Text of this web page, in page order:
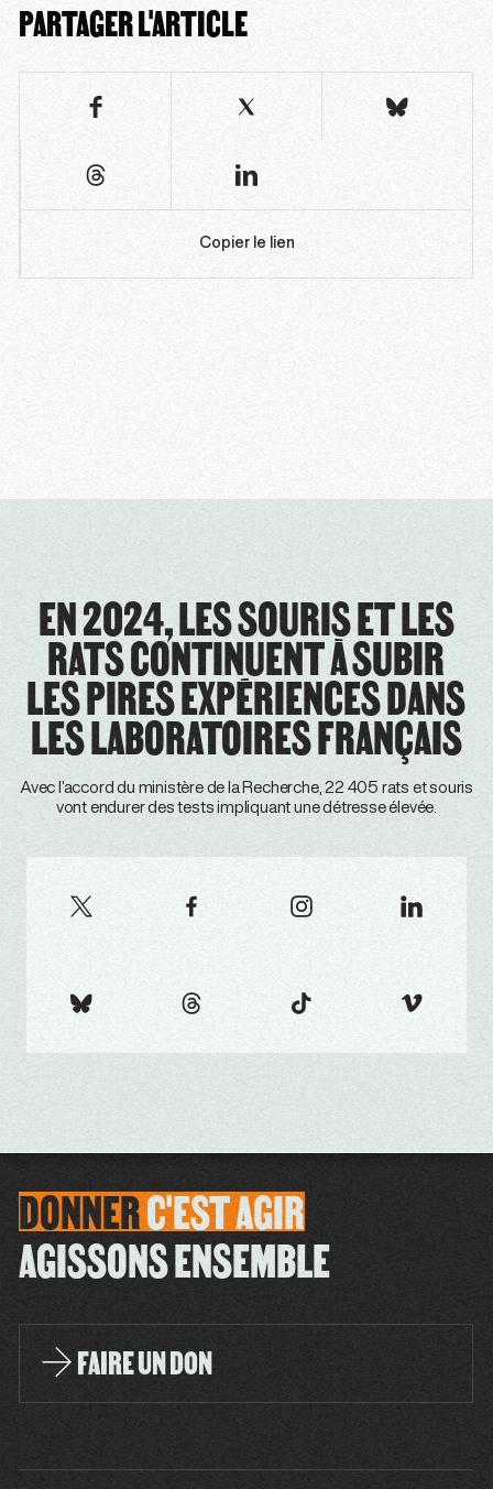
PARTAGER L'ARTICLE
Copier le lien
EN 2024, LES SOURIS ET LES
RATS CONTINUENT À SUBIR
LES PIRES EXPÉRIENCES DANS
LES LABORATOIRES FRANÇAIS
Avec l’accord du ministère de la Recherche, 22 405 rats et souris
vont endurer des tests impliquant une détresse élevée.
DONNERC'ESTAGIR
AGISSONS ENSEMBLE
FAIRE UN DON